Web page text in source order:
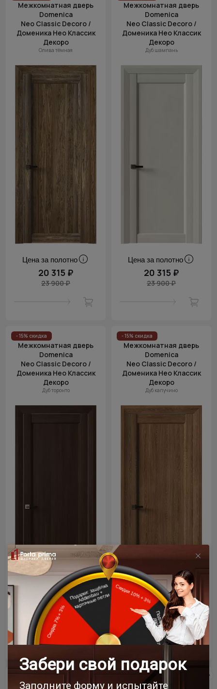
Межкомнатная дверь
Domenica
Neo Classic Decoro /
Доменика Нео Классик
Декоро
Олива тёмная
Цена за полотно
20 315 ₽
23 900 ₽
Межкомнатная дверь
Domenica
Neo Classic Decoro /
Доменика Нео Классик
Декоро
Дуб шампань
Цена за полотно
20 315 ₽
23 900 ₽
- 15% скидка
Межкомнатная дверь
Domenica
Neo Classic Decoro /
Доменика Нео Классик
Декоро
Дуб торонто
Цена за полотно
20 315 ₽
23 900 ₽
- 15% скидка
Межкомнатная дверь
Domenica
Neo Classic Decoro /
Доменика Нео Классик
Декоро
Дуб капучино
Цена за полотно
20 315 ₽
23 900 ₽
Межкомнатная дверь
- 15% скидка
Межкомнатная дверь